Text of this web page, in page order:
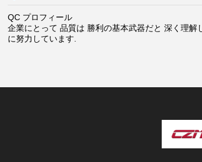
QC プロフィール
企業にとって 品質は 勝利の基本武器だと 深く理
に努力しています.